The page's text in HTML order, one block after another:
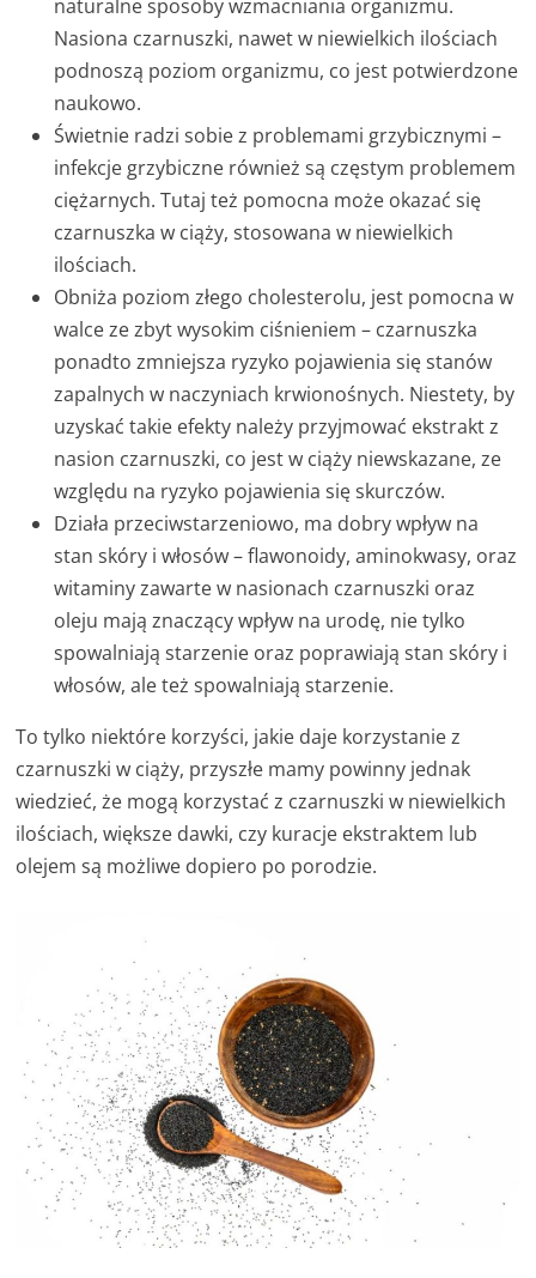
naturalne sposoby wzmacniania organizmu.
Nasiona czarnuszki, nawet w niewielkich ilościach
podnoszą poziom organizmu, co jest potwierdzone
naukowo.
Świetnie radzi sobie z problemami grzybicznymi –
infekcje grzybiczne również są częstym problemem
ciężarnych. Tutaj też pomocna może okazać się
czarnuszka w ciąży, stosowana w niewielkich
ilościach.
Obniża poziom złego cholesterolu, jest pomocna w
walce ze zbyt wysokim ciśnieniem – czarnuszka
ponadto zmniejsza ryzyko pojawienia się stanów
zapalnych w naczyniach krwionośnych. Niestety, by
uzyskać takie efekty należy przyjmować ekstrakt z
nasion czarnuszki, co jest w ciąży niewskazane, ze
względu na ryzyko pojawienia się skurczów.
Działa przeciwstarzeniowo, ma dobry wpływ na
stan skóry i włosów – flawonoidy, aminokwasy, oraz
witaminy zawarte w nasionach czarnuszki oraz
oleju mają znaczący wpływ na urodę, nie tylko
spowalniają starzenie oraz poprawiają stan skóry i
włosów, ale też spowalniają starzenie.
To tylko niektóre korzyści, jakie daje korzystanie z
czarnuszki w ciąży, przyszłe mamy powinny jednak
wiedzieć, że mogą korzystać z czarnuszki w niewielkich
ilościach, większe dawki, czy kuracje ekstraktem lub
olejem są możliwe dopiero po porodzie.